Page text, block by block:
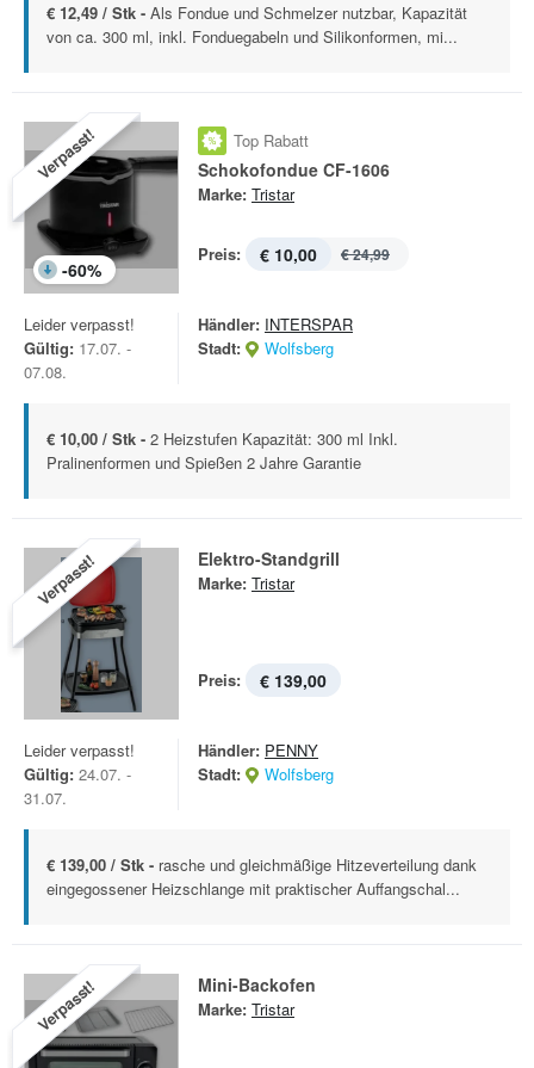
€ 12,49 / Stk - Als Fondue und Schmelzer nutzbar, Kapazität
von ca. 300 ml, inkl. Fonduegabeln und Silikonformen, mi...
Verpasst!
-60%
Top Rabatt
Schokofondue CF-1606
Marke: Tristar
Preis: € 10,00 € 24,99
Leider verpasst!
Gültig: 17.07. -
07.08.
Händler: INTERSPAR
Stadt:
Wolfsberg
€ 10,00 / Stk - 2 Heizstufen Kapazität: 300 ml Inkl.
Pralinenformen und Spießen 2 Jahre Garantie
Verpasst! Elektro-Standgrill
Marke: Tristar
Preis: € 139,00
Leider verpasst!
Gültig: 24.07. -
31.07.
Händler: PENNY
Stadt:
Wolfsberg
€ 139,00 / Stk - rasche und gleichmäßige Hitzeverteilung dank
eingegossener Heizschlange mit praktischer Auffangschal...
Verpasst! Mini-Backofen
Marke: Tristar